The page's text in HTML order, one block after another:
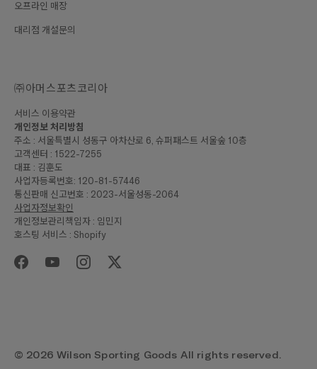
합계
오프라인 매장
대리점 개설문의
㈜아머스포츠코리아
서비스 이용약관
개인정보 처리방침
주소 : 서울특별시 성동구 아차산로 6, 슈퍼패스트 서울숲 10층
고객센터 : 1522-7255
대표 : 김훈도
사업자등록번호: 120-81-57446
통신판매 신고번호 : 2023-서울성동-2064
사업자정보확인
개인정보관리책임자 : 임민지
호스팅 서비스 : Shopify
© 2026 Wilson Sporting Goods All rights reserved.